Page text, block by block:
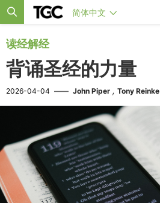
简体中文
读经解经
背诵圣经的力量
2026-04-04 —— John Piper , Tony Reinke